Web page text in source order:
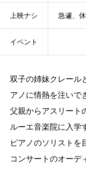
上映ナシ 急遽、
イベント
双子の姉妹クレール
アノに情熱を注いで
父親からアスリート
ルーエ音楽院に入学
ピアノのソリストを
コンサートのオーデ